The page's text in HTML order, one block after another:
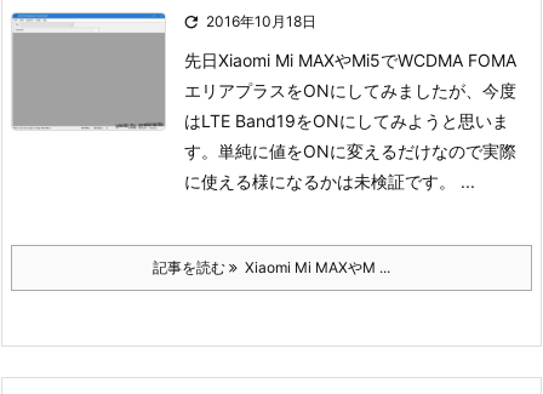
 2016年10月18日
先日Xiaomi Mi MAXやMi5でWCDMA FOMA
エリアプラスをONにしてみましたが、今度
はLTE Band19をONにしてみようと思いま
す。単純に値をONに変えるだけなので実際
に使える様になるかは未検証です。
...
記事を読む Xiaomi Mi MAXやM ...